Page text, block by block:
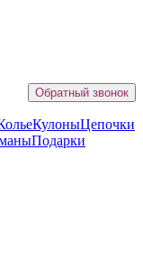
Обратный звонок
КулоныЦепочки
Подарки